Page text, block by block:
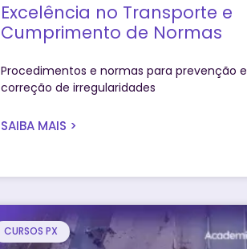
Excelência no Transporte e
Cumprimento de Normas
Procedimentos e normas para prevenção e
correção de irregularidades
SAIBA MAIS >
CURSOS PX